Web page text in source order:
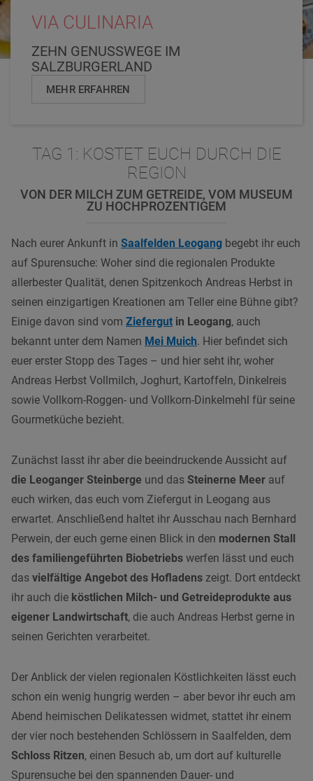
VIA CULINARIA
ZEHN GENUSSWEGE IM
SALZBURGERLAND
MEHR ERFAHREN
TAG 1: KOSTET EUCH DURCH DIE
REGION
VON DER MILCH ZUM GETREIDE, VOM MUSEUM
ZU HOCHPROZENTIGEM
Nach eurer Ankunft in Saalfelden Leogang begebt ihr euch
auf Spurensuche: Woher sind die regionalen Produkte
allerbester Qualität, denen Spitzenkoch Andreas Herbst in
seinen einzigartigen Kreationen am Teller eine Bühne gibt?
Einige davon sind vom Ziefergut in Leogang, auch
bekannt unter dem Namen Mei Muich. Hier befindet sich
euer erster Stopp des Tages – und hier seht ihr, woher
Andreas Herbst Vollmilch, Joghurt, Kartoffeln, Dinkelreis
sowie Vollkorn-Roggen- und Vollkorn-Dinkelmehl für seine
Gourmetküche bezieht.
Zunächst lasst ihr aber die beeindruckende Aussicht auf
die Leoganger Steinberge und das Steinerne Meer auf
euch wirken, das euch vom Ziefergut in Leogang aus
erwartet. Anschließend haltet ihr Ausschau nach Bernhard
Perwein, der euch gerne einen Blick in den modernen Stall
des familiengeführten Biobetriebs werfen lässt und euch
das vielfältige Angebot des Hofladens zeigt. Dort entdeckt
ihr auch die köstlichen Milch- und Getreideprodukte aus
eigener Landwirtschaft, die auch Andreas Herbst gerne in
seinen Gerichten verarbeitet.
Der Anblick der vielen regionalen Köstlichkeiten lässt euch
schon ein wenig hungrig werden – aber bevor ihr euch am
Abend heimischen Delikatessen widmet, stattet ihr einem
der vier noch bestehenden Schlössern in Saalfelden, dem
Schloss Ritzen, einen Besuch ab, um dort auf kulturelle
Spurensuche bei den spannenden Dauer- und